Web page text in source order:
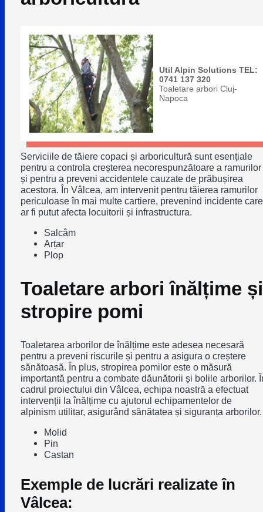
Util Alpin Solutions TEL:
0741 137 320
Toaletare arbori Cluj-
Napoca
Serviciile de tăiere copaci și arboricultură sunt esențiale
pentru a controla creșterea necorespunzătoare a ramurilor
și pentru a preveni accidentele cauzate de prăbușirea
acestora. În Vâlcea, am intervenit pentru tăierea ramurilor
periculoase în mai multe cartiere, prevenind incidente care
ar fi putut afecta locuitorii și infrastructura.
Salcâm
Arțar
Plop
Toaletare arbori înălțime și
stropire pomi
Toaletarea arborilor de înălțime este adesea necesară
pentru a preveni riscurile și pentru a asigura o creștere
sănătoasă. În plus, stropirea pomilor este o măsură
importantă pentru a combate dăunătorii și bolile arborilor.
cadrul proiectului din Vâlcea, echipa noastră a efectuat
intervenții la înălțime cu ajutorul echipamentelor de
alpinism utilitar, asigurând sănătatea și siguranța arborilor.
Molid
Pin
Castan
Exemple de lucrări realizate în
Vâlcea: